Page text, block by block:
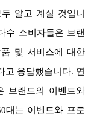
알고 계실 것입니
수 소비자들은 브랜
및 서비스에 대한
고 응답했습니다. 연
브랜드의 이벤트와
대는 이벤트와 프로